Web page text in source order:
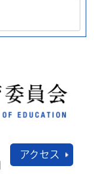
アクセス